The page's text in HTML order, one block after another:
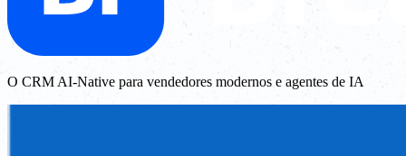
O CRM AI-Native para vendedores modernos e agentes de IA